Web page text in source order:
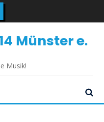
Münster e.
Musik!